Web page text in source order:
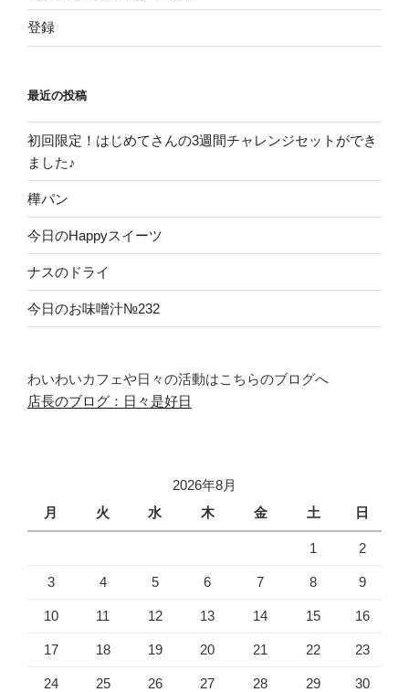
登録
最近の投稿
初回限定！はじめてさんの3週間チャレンジセットができ
ました♪
樺パン
今日のHappyスイーツ
ナスのドライ
今日のお味噌汁№232
わいわいカフェや日々の活動はこちらのブログへ
店長のブログ：日々是好日
2026年8月
月
火 水 木 金 土 日
1 2
3 4 5 6 7 8 9
10 11 12 13 14 15 16
17 18 19 20 21 22 23
24 25 26 27 28 29 30